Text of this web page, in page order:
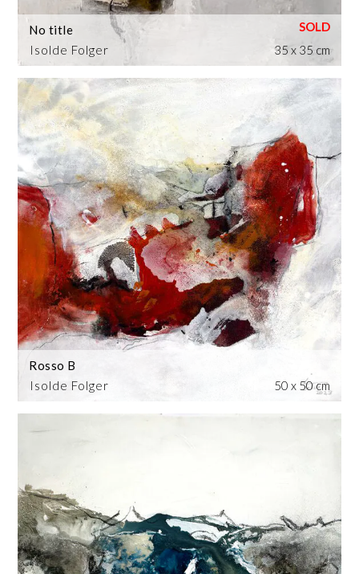
Isolde Folger
No title
35 x 35 cm
Isolde Folger
Rosso B
50 x 50 cm